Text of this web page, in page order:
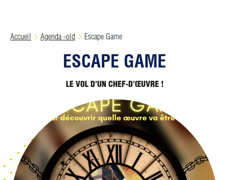
Accueil Agenda -old Escape Game
ESCAPE GAME
LE VOL D'UN CHEF-D'ŒUVRE !